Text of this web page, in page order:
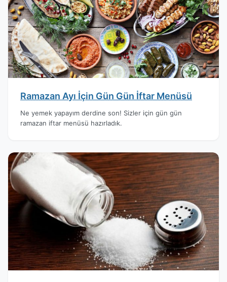
Ramazan Ayı İçin Gün Gün İftar Menüsü
Ne yemek yapayım derdine son! Sizler için gün gün
ramazan iftar menüsü hazırladık.